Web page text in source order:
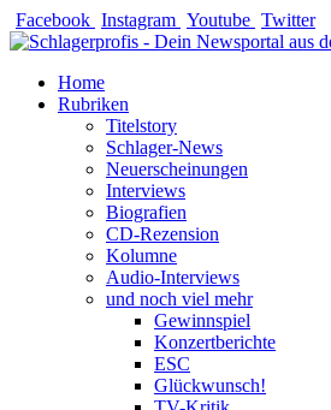
Zum
Inhalt
Facebook Instagram Youtube Twitter
Home
Rubriken
Titelstory
Schlager-News
Neuerscheinungen
Interviews
Biografien
CD-Rezension
Kolumne
Audio-Interviews
und noch viel mehr
Gewinnspiel
Konzertberichte
ESC
Glückwunsch!